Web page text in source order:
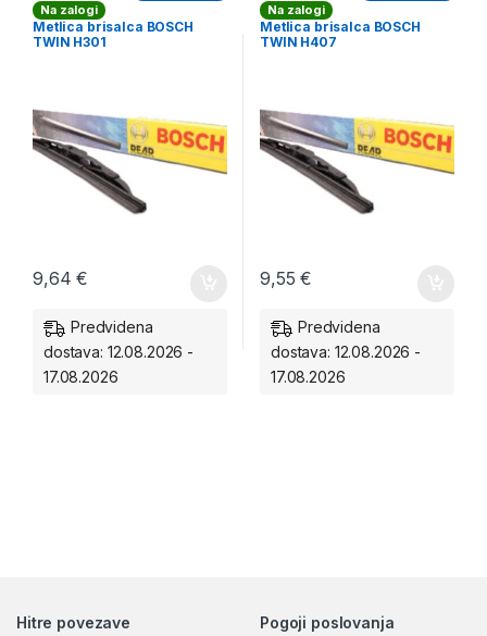
Na zalogi
Metlica brisalca BOSCH
TWIN H301
9,64€
Predvidena
dostava: 12.08.2026 -
17.08.2026
Na zalogi
Metlica brisalca BOSCH
TWIN H407
9,55€
Predvidena
dostava: 12.08.2026 -
17.08.2026
Hitre povezave
Pogoji poslovanja